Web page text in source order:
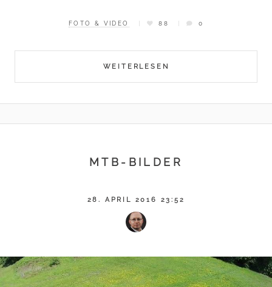
WEITERLESEN
FOTO & VIDEO 88 0
MTB-BILDER
28. APRIL 2016 23:52